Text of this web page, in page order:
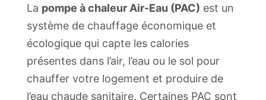
La pompe à chaleur Air-Eau (PAC) est un
système de chauffage économique et
écologique qui capte les calories
présentes dans l’air, l’eau ou le sol pour
chauffer votre logement et produire de
l’eau chaude sanitaire. Certaines PAC sont